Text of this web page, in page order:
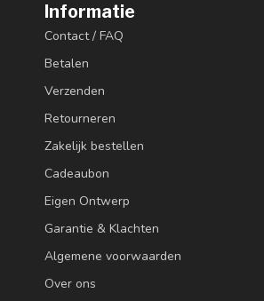
Informatie
Contact / FAQ
Betalen
Verzenden
Retourneren
Zakelijk bestellen
Cadeaubon
Eigen Ontwerp
Garantie & Klachten
Algemene voorwaarden
Over ons